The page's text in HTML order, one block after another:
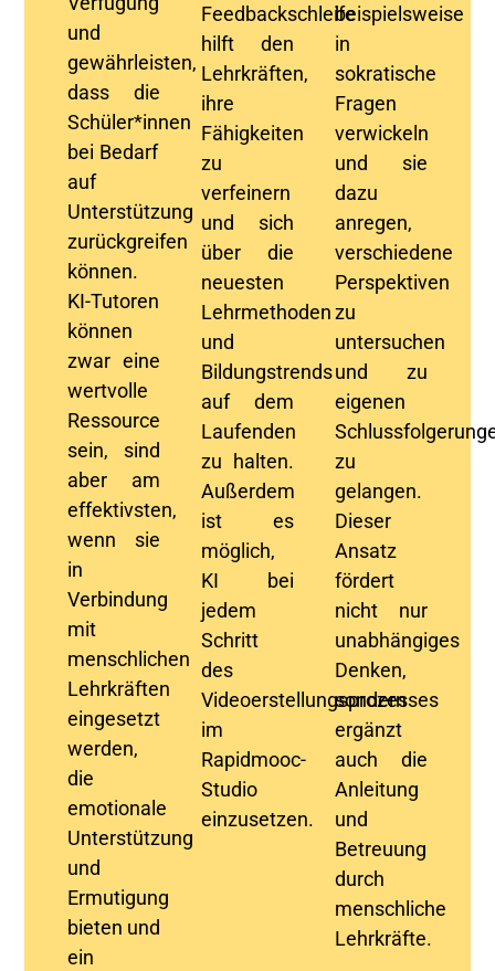
und
gewährleisten,
dass die
Schüler*innen
bei Bedarf
auf
Unterstützung
zurückgreifen
können.
KI-Tutoren
können
zwar eine
wertvolle
Ressource
sein, sind
aber am
effektivsten,
wenn sie
in
Verbindung
mit
menschlichen
Lehrkräften
eingesetzt
werden,
die
emotionale
Unterstützung
und
Ermutigung
bieten und
ein
Feedbackschleife
hilft den
Lehrkräften,
ihre
Fähigkeiten
zu
verfeinern
und sich
über die
neuesten
Lehrmethoden
und
Bildungstrends
auf dem
Laufenden
zu halten.
Außerdem
ist es
möglich,
KI bei
jedem
Schritt
des
Videoerstellungsprozesses
im
Rapidmooc-
Studio
einzusetzen.
beispielsweise
in
sokratische
Fragen
verwickeln
und sie
dazu
anregen,
verschiedene
Perspektiven
zu
untersuchen
und zu
eigenen
zu
gelangen.
Dieser
Ansatz
fördert
nicht nur
unabhängiges
Denken,
sondern
ergänzt
auch die
Anleitung
und
Betreuung
durch
menschliche
Lehrkräfte.